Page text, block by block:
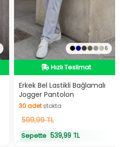
6
Hızlı Teslimat
Hızlı Teslimat
Erkek Bel Lastikli Bağlamalı
Jogger Pantolon
30adetstokta
30adetstokta
599,99 TL
Sepette 539,99 TL